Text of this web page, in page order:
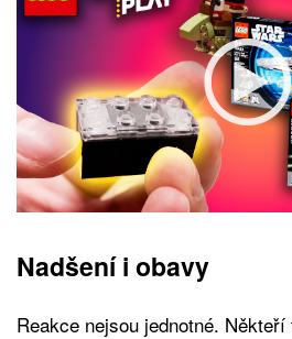
Nadšení i obavy
Reakce nejsou jednotné.